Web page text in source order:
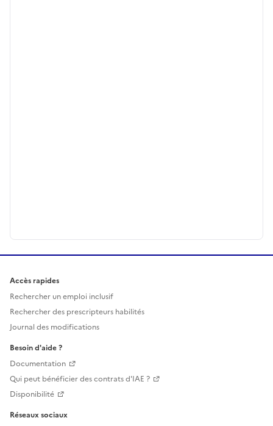
Accès rapides
Rechercher un emploi inclusif
Rechercher des prescripteurs habilités
Journal des modifications
Besoin d'aide ?
Documentation
Qui peut bénéficier des contrats d'IAE ?
Disponibilité
Réseaux sociaux